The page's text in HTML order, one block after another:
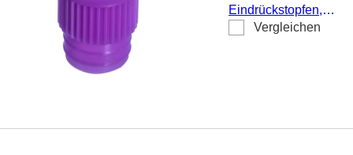
Eindrückstopfen,
violett, passend für
Vergleichen